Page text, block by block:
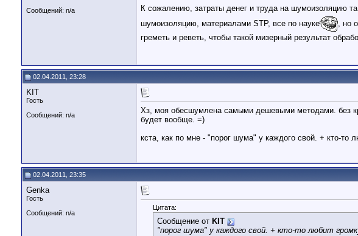
Сообщений: n/a
К сожалению, затраты денег и труда на шумоизоляцию
шумоизоляцию, материалами STP, все по науке
, но
греметь и реветь, чтобы такой мизерный результат
02.04.2011, 23:28
KIT
Гость
Сообщений: n/a
Хз, моя обесшумлена самыми дешевыми методами. без
будет вообще. =)
кста, как по мне - "порог шума" у каждого свой. + кто-
02.04.2011, 23:35
Genka
Гость
Сообщений: n/a
Цитата:
Сообщение от KIT
"порог шума" у каждого свой. + кто-то любит